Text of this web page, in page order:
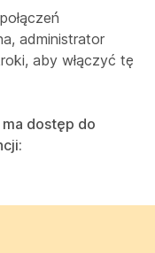
administrator
aby włączyć tę
dostęp do